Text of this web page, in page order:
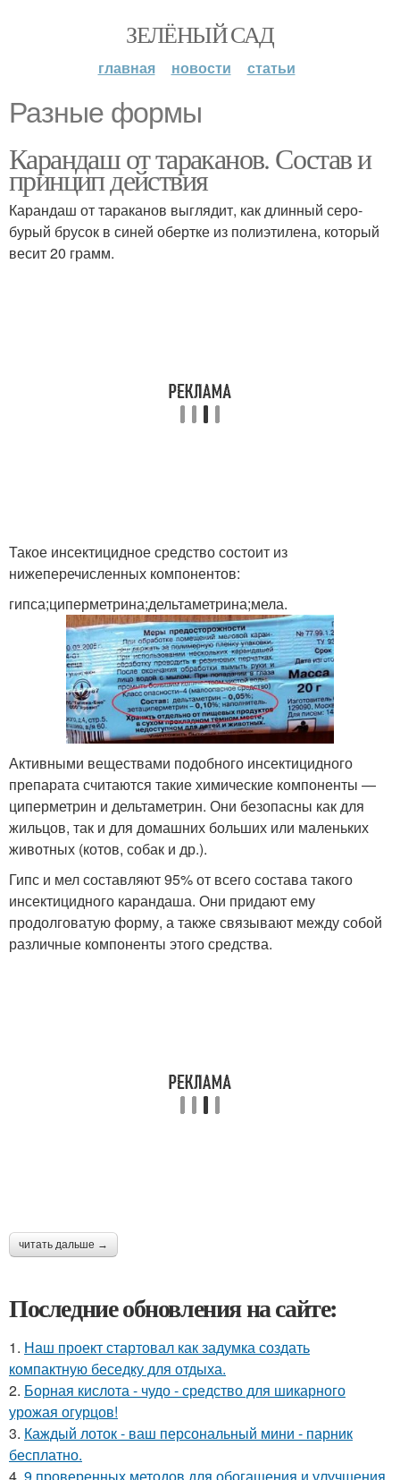
ЗЕЛЁНЫЙ САД
главная новости статьи
Разные формы
Карандаш от тараканов. Состав и
принцип действия
Карандаш от тараканов выглядит, как длинный серо-
бурый брусок в синей обертке из полиэтилена, который
весит 20 грамм.
Такое инсектицидное средство состоит из
нижеперечисленных компонентов:
гипса;циперметрина;дельтаметрина;мела.
Активными веществами подобного инсектицидного
препарата считаются такие химические компоненты —
циперметрин и дельтаметрин. Они безопасны как для
жильцов, так и для домашних больших или маленьких
животных (котов, собак и др.).
Гипс и мел составляют 95% от всего состава такого
инсектицидного карандаша. Они придают ему
продолговатую форму, а также связывают между собой
различные компоненты этого средства.
читать дальше →
Последние обновления на сайте:
1. Наш проект стартовал как задумка создать
компактную беседку для отдыха.
2. Борная кислота - чудо - средство для шикарного
урожая огурцов!
3. Каждый лоток - ваш персональный мини - парник
бесплатно.